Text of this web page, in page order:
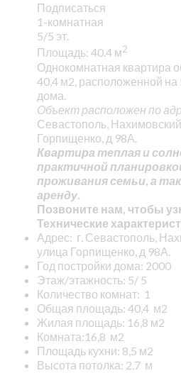
Подписаться
1-комнатная
5/5 эт.
Площадь: 40.4 м2
Однокомнатная квартира
40,4 м2, расположенной на
дома.
Объект расположен по
Севастополь,
Горпищенко, д 98А.
Квартира теплая и
практичной
проживания семьи, а
аренду.
Позвоните нам, чтобы
Технические
Адрес: г. Севастополь,
улица Горпищенко, д 98А.
Год постройки дома: 2000
Этаж/этажность: 5/ 5
Количество комнат: 1
Общая площадь: 40,4 м2
Жилая площадь: 16,8 м2
Комната:16,8 м2
Площадь кухни: 8,5 м2
Высота потолка: 2.7 м